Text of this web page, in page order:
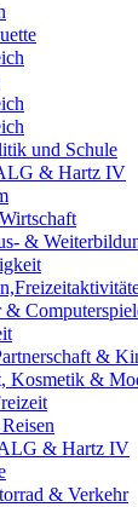
und Schule
& Hartz IV
&
&
Kosmetik &
& Hartz IV
& Verkehr